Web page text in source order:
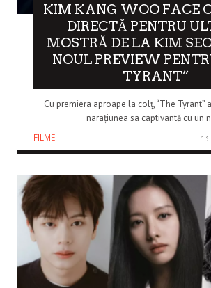
KIM KANG WOO FACE O
DIRECTĂ PENTRU
MOSTRĂ DE LA KIM
NOUL PREVIEW
TYRANT”
Cu premiera aproape la colț, “The Tyrant”
narațiunea sa captivantă cu un
FILME
13